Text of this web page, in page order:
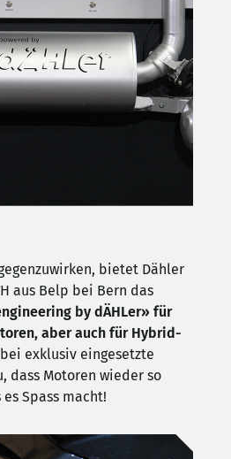
bietet Dähler
aus Belp bei Bern das
by dÄHLer» für
aber auch für Hybrid-
exklusiv eingesetzte
dass Motoren wieder so
Spass macht!